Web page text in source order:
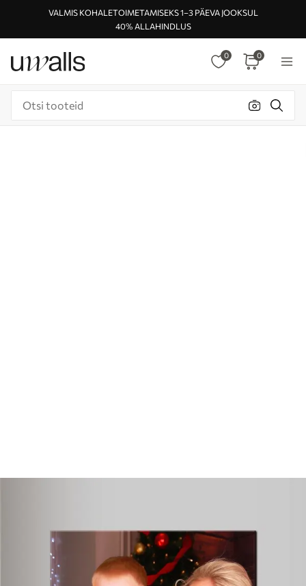
VALMIS KOHALETOIMETAMISEKS 1–3 PÄEVA JOOKSUL
40% ALLAHINDLUS
0 0